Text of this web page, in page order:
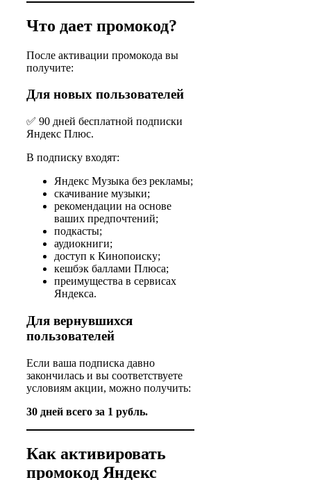
Что дает промокод?
После активации промокода вы
получите:
Для новых пользователей
✅ 90 дней бесплатной подписки
Яндекс Плюс.
В подписку входят:
Яндекс Музыка без рекламы;
скачивание музыки;
рекомендации на основе
ваших предпочтений;
подкасты;
аудиокниги;
доступ к Кинопоиску;
кешбэк баллами Плюса;
преимущества в сервисах
Яндекса.
Для вернувшихся
пользователей
Если ваша подписка давно
закончилась и вы соответствуете
условиям акции, можно получить:
30 дней всего за 1 рубль.
Как активировать
промокод Яндекс